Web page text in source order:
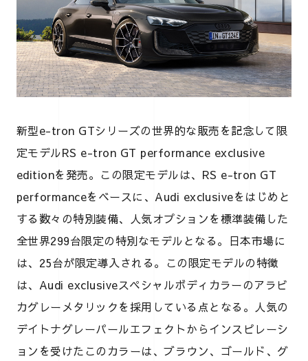
新型e-tron GTシリーズの世界的な販売を記念して限
定モデルRS e-tron GT performance exclusive
editionを発売。この限定モデルは、RS e-tron GT
performanceをベースに、Audi exclusiveをはじめと
する数々の特別装備、人気オプションを標準装備した
全世界299台限定の特別なモデルとなる。日本市場に
は、25台が限定導入される。この限定モデルの特徴
は、Audi exclusiveスペシャルボディカラーのアラビ
カグレーメタリックを採用している点となる。人気の
デイトナグレーパールエフェクトからインスピレーシ
ョンを受けたこのカラーは、ブラウン、ゴールド、グ